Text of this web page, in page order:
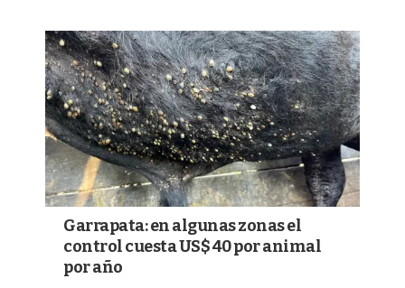
Garrapata: en algunas zonas el
control cuesta US$ 40 por animal
por año